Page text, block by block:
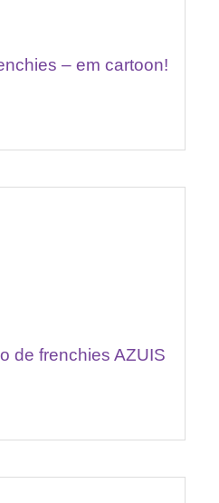
– em cartoon!
de frenchies AZUIS